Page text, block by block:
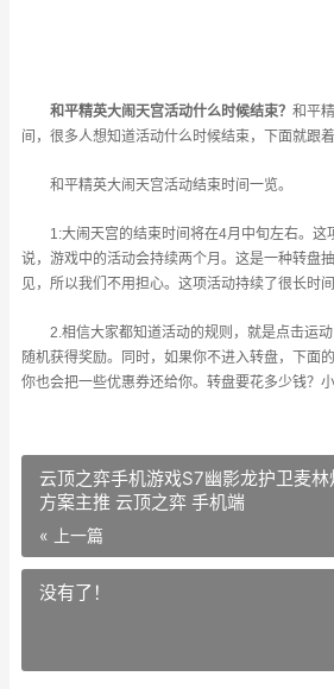
和平精英大闹天宫活动什么时候结束？ 和平
间，很多人想知道活动什么时候结束，下面就跟
和平精英大闹天宫活动结束时间一览。
1:大闹天宫的结束时间将在4月中旬左右。这
说，游戏中的活动会持续两个月。这是一种转盘
见，所以我们不用担心。这项活动持续了很长时间
2.相信大家都知道活动的规则，就是点击运动
随机获得奖励。同时，如果你不进入转盘，下面
你也会把一些优惠券还给你。转盘要花多少钱？
云顶之弈手机游戏S7幽影龙护卫麦
方案主推 云顶之弈 手机端
« 上一篇
没有了！